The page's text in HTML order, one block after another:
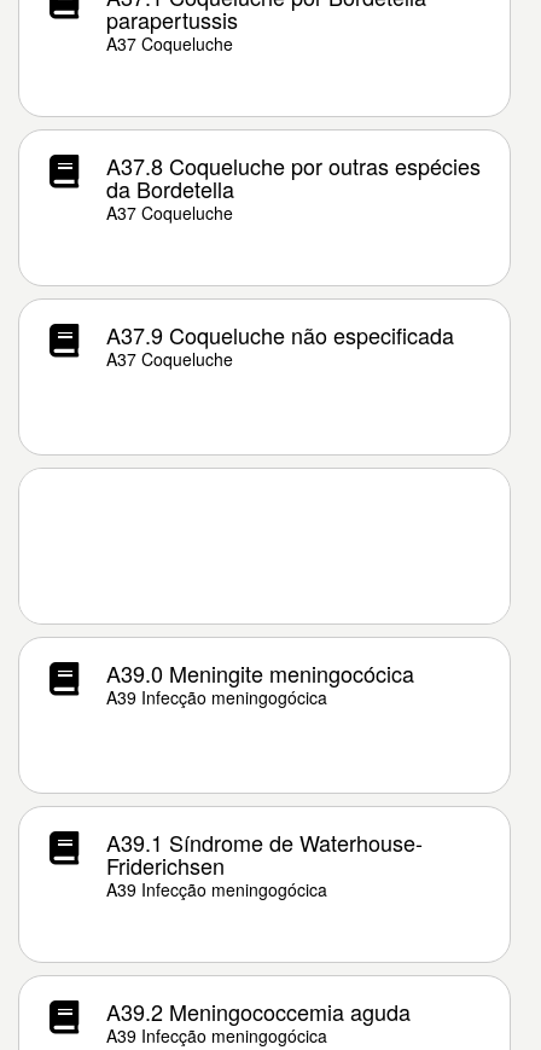
parapertussis
A37 Coqueluche
A37.8 Coqueluche por outras espécies
da Bordetella
A37 Coqueluche
A37.9 Coqueluche não especificada
A37 Coqueluche
A39.0 Meningite meningocócica
A39 Infecção meningogócica
A39.1 Síndrome de Waterhouse-
Friderichsen
A39 Infecção meningogócica
A39.2 Meningococcemia aguda
A39 Infecção meningogócica